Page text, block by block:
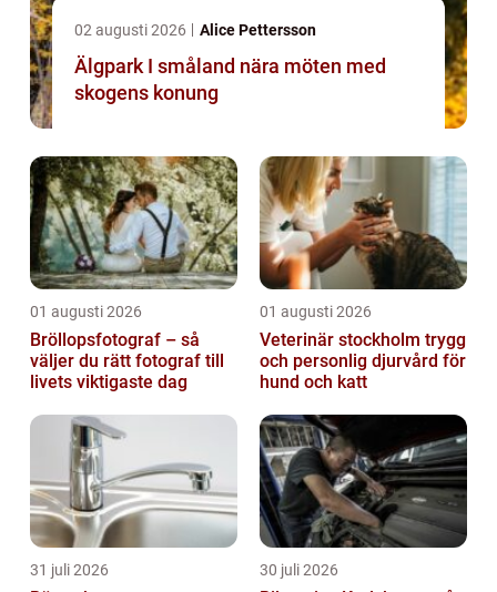
02 augusti 2026 Alice Pettersson
Älgpark I småland nära möten med
skogens konung
01 augusti 2026
Bröllopsfotograf – så
väljer du rätt fotograf till
livets viktigaste dag
01 augusti 2026
Veterinär stockholm trygg
och personlig djurvård för
hund och katt
31 juli 2026 30 juli 2026